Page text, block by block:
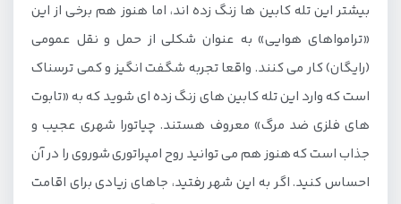
بیشتر این تله کابین ها زنگ زده اند، اما هنوز هم برخی از این
«ترامواهای هوایی» به عنوان شکلی از حمل و نقل عمومی
(رایگان) کار می کنند. واقعا تجربه شگفت انگیز و کمی ترسناک
است که وارد این تله کابین های زنگ زده ای شوید که به «تابوت
های فلزی ضد مرگ» معروف هستند. چیاتورا شهری عجیب و
جذاب است که هنوز هم می توانید روح امپراتوری شوروی را در آن
احساس کنید. اگر به این شهر رفتید، جاهای زیادی برای اقامت